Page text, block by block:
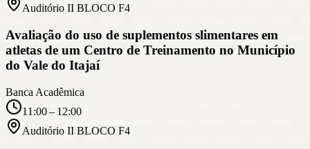
Auditório II BLOCO F4
Avaliação do uso de suplementos slimentares em
atletas de um Centro de Treinamento no Município
do Vale do Itajaí
Banca Acadêmica
11:00 – 12:00
Auditório II BLOCO F4